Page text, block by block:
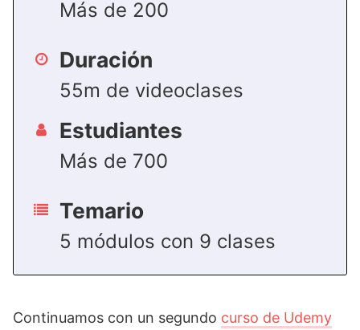
Más de 200
Duración
55m de videoclases
Estudiantes
Más de 700
Temario
5 módulos con 9 clases
Continuamos con un segundo curso de Udemy